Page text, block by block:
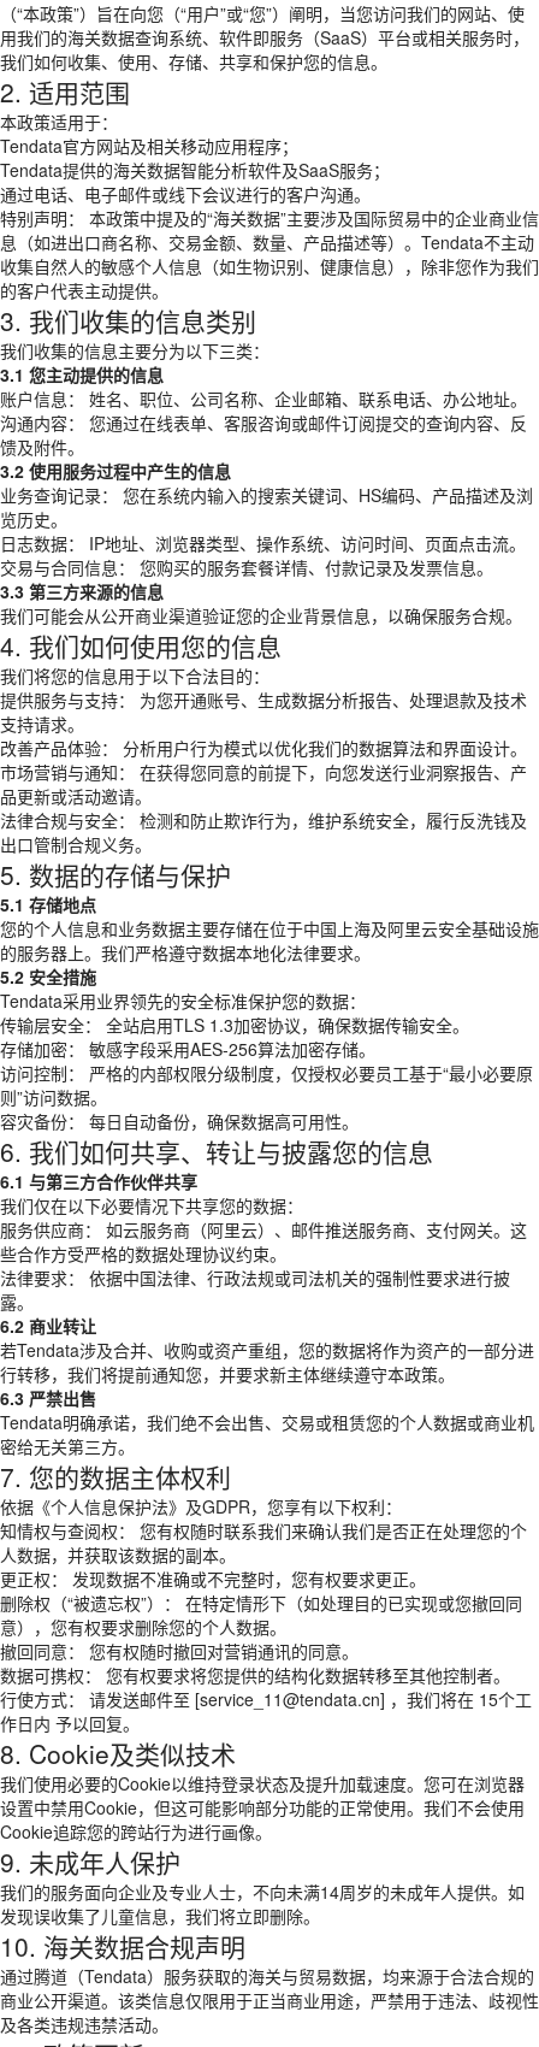
（“本政策”）旨在向您（“用户”或“您”）阐明，当您访问我们的网站、使
用我们的海关数据查询系统、软件即服务（SaaS）平台或相关服务时，
我们如何收集、使用、存储、共享和保护您的信息。
2. 适用范围
本政策适用于：
Tendata官方网站及相关移动应用程序；
Tendata提供的海关数据智能分析软件及SaaS服务；
通过电话、电子邮件或线下会议进行的客户沟通。
特别声明： 本政策中提及的“海关数据”主要涉及国际贸易中的企业商业信
息（如进出口商名称、交易金额、数量、产品描述等）。Tendata不主动
收集自然人的敏感个人信息（如生物识别、健康信息），除非您作为我们
的客户代表主动提供。
3. 我们收集的信息类别
我们收集的信息主要分为以下三类：
3.1 您主动提供的信息
账户信息： 姓名、职位、公司名称、企业邮箱、联系电话、办公地址。
沟通内容： 您通过在线表单、客服咨询或邮件订阅提交的查询内容、反
馈及附件。
3.2 使用服务过程中产生的信息
业务查询记录： 您在系统内输入的搜索关键词、HS编码、产品描述及浏
览历史。
日志数据： IP地址、浏览器类型、操作系统、访问时间、页面点击流。
交易与合同信息： 您购买的服务套餐详情、付款记录及发票信息。
3.3 第三方来源的信息
我们可能会从公开商业渠道验证您的企业背景信息，以确保服务合规。
4. 我们如何使用您的信息
我们将您的信息用于以下合法目的：
提供服务与支持： 为您开通账号、生成数据分析报告、处理退款及技术
支持请求。
改善产品体验： 分析用户行为模式以优化我们的数据算法和界面设计。
市场营销与通知： 在获得您同意的前提下，向您发送行业洞察报告、产
品更新或活动邀请。
法律合规与安全： 检测和防止欺诈行为，维护系统安全，履行反洗钱及
出口管制合规义务。
5. 数据的存储与保护
5.1 存储地点
您的个人信息和业务数据主要存储在位于中国上海及阿里云安全基础设施
的服务器上。我们严格遵守数据本地化法律要求。
5.2 安全措施
Tendata采用业界领先的安全标准保护您的数据：
传输层安全： 全站启用TLS 1.3加密协议，确保数据传输安全。
存储加密： 敏感字段采用AES-256算法加密存储。
访问控制： 严格的内部权限分级制度，仅授权必要员工基于“最小必要原
则”访问数据。
容灾备份： 每日自动备份，确保数据高可用性。
6. 我们如何共享、转让与披露您的信息
6.1 与第三方合作伙伴共享
我们仅在以下必要情况下共享您的数据：
服务供应商： 如云服务商（阿里云）、邮件推送服务商、支付网关。这
些合作方受严格的数据处理协议约束。
法律要求： 依据中国法律、行政法规或司法机关的强制性要求进行披
露。
6.2 商业转让
若Tendata涉及合并、收购或资产重组，您的数据将作为资产的一部分进
行转移，我们将提前通知您，并要求新主体继续遵守本政策。
6.3 严禁出售
Tendata明确承诺，我们绝不会出售、交易或租赁您的个人数据或商业机
密给无关第三方。
7. 您的数据主体权利
依据《个人信息保护法》及GDPR，您享有以下权利：
知情权与查阅权： 您有权随时联系我们来确认我们是否正在处理您的个
人数据，并获取该数据的副本。
更正权： 发现数据不准确或不完整时，您有权要求更正。
删除权（“被遗忘权”）： 在特定情形下（如处理目的已实现或您撤回同
意），您有权要求删除您的个人数据。
撤回同意： 您有权随时撤回对营销通讯的同意。
数据可携权： 您有权要求将您提供的结构化数据转移至其他控制者。
行使方式： 请发送邮件至 [service_11@tendata.cn] ，我们将在 15个工
作日内 予以回复。
8. Cookie及类似技术
我们使用必要的Cookie以维持登录状态及提升加载速度。您可在浏览器
设置中禁用Cookie，但这可能影响部分功能的正常使用。我们不会使用
Cookie追踪您的跨站行为进行画像。
9. 未成年人保护
我们的服务面向企业及专业人士，不向未满14周岁的未成年人提供。如
发现误收集了儿童信息，我们将立即删除。
10. 海关数据合规声明
通过腾道（Tendata）服务获取的海关与贸易数据，均来源于合法合规的
商业公开渠道。该类信息仅限用于正当商业用途，严禁用于违法、歧视性
及各类违规违禁活动。